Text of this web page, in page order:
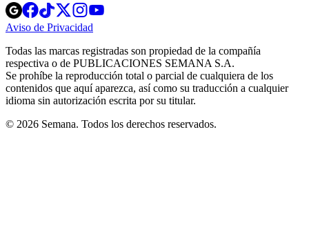
Opens
in
new
Opens
in
new
Opens
in
new
window
Opens
new
windowwindow
Aviso de Privacidad
new
window
Todas las marcas registradas son propiedad de la compañía
respectiva o de PUBLICACIONES SEMANA S.A.
Se prohíbe la reproducción total o parcial de cualquiera de los
contenidos que aquí aparezca, así como su traducción a cualquier
idioma sin autorización escrita por su titular.
© 2026 Semana. Todos los derechos reservados.